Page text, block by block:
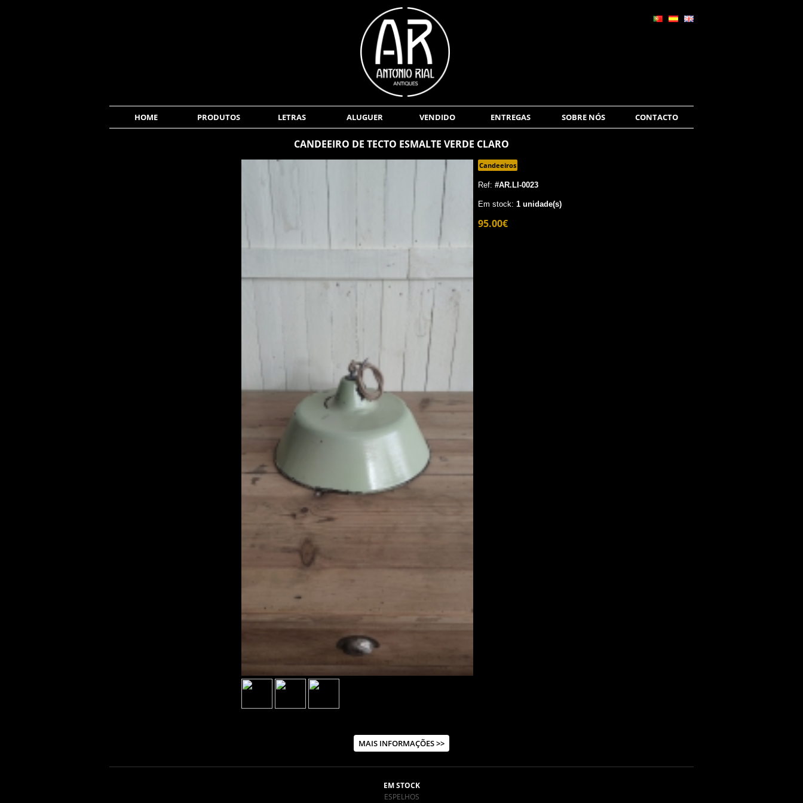
HOME PRODUTOS LETRAS ALUGUER VENDIDO ENTREGAS SOBRE NÓS CONTACTO
CANDEEIRO DE TECTO ESMALTE VERDE CLARO
Candeeiros
Ref: #AR.LI-0023
Em stock: 1 unidade(s)
95.00€
MAIS INFORMAÇÕES >>
EM STOCK
ESPELHOS